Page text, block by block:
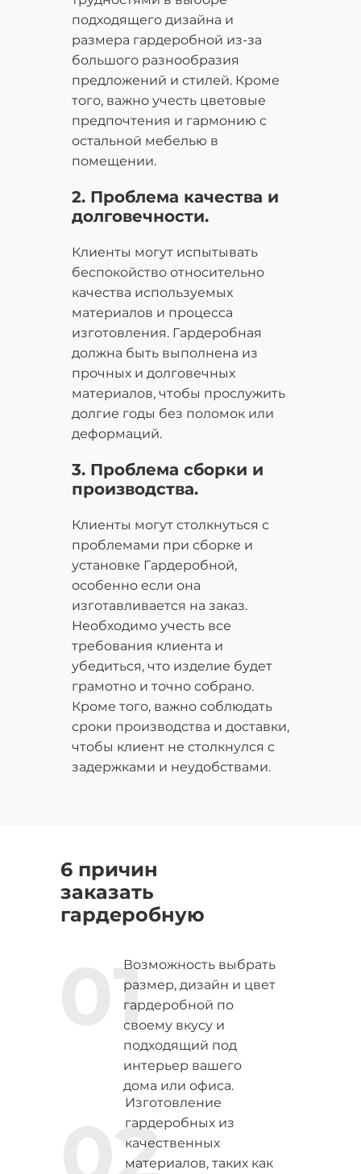
подходящего дизайна и
размера гардеробной из-за
большого разнообразия
предложений и стилей. Кроме
того, важно учесть цветовые
предпочтения и гармонию с
остальной мебелью в
помещении.
2. Проблема качества и
долговечности.
Клиенты могут испытывать
беспокойство относительно
качества используемых
материалов и процесса
изготовления. Гардеробная
должна быть выполнена из
прочных и долговечных
материалов, чтобы прослужить
долгие годы без поломок или
деформаций.
3. Проблема сборки и
производства.
Клиенты могут столкнуться с
проблемами при сборке и
установке Гардеробной,
особенно если она
изготавливается на заказ.
Необходимо учесть все
требования клиента и
убедиться, что изделие будет
грамотно и точно собрано.
Кроме того, важно соблюдать
сроки производства и доставки,
чтобы клиент не столкнулся с
задержками и неудобствами.
6 причин
заказать
гардеробную
Возможность выбрать
размер, дизайн и цвет
гардеробной по
своему вкусу и
подходящий под
интерьер вашего
дома или офиса.
Изготовление
гардеробных из
качественных
материалов, таких как
01